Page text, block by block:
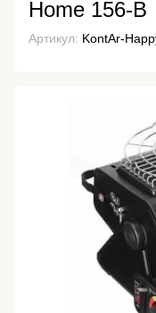
Home 156-В
Артикул: KontAr-